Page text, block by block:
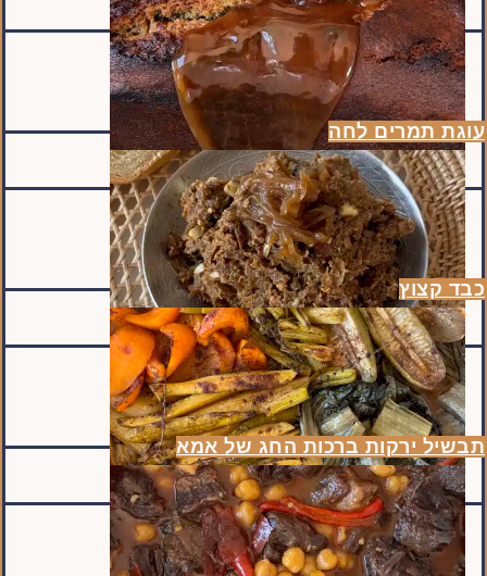
עוגת תמרים לחה
כבד קצוץ
תבשיל ירקות ברכות החג של אמא